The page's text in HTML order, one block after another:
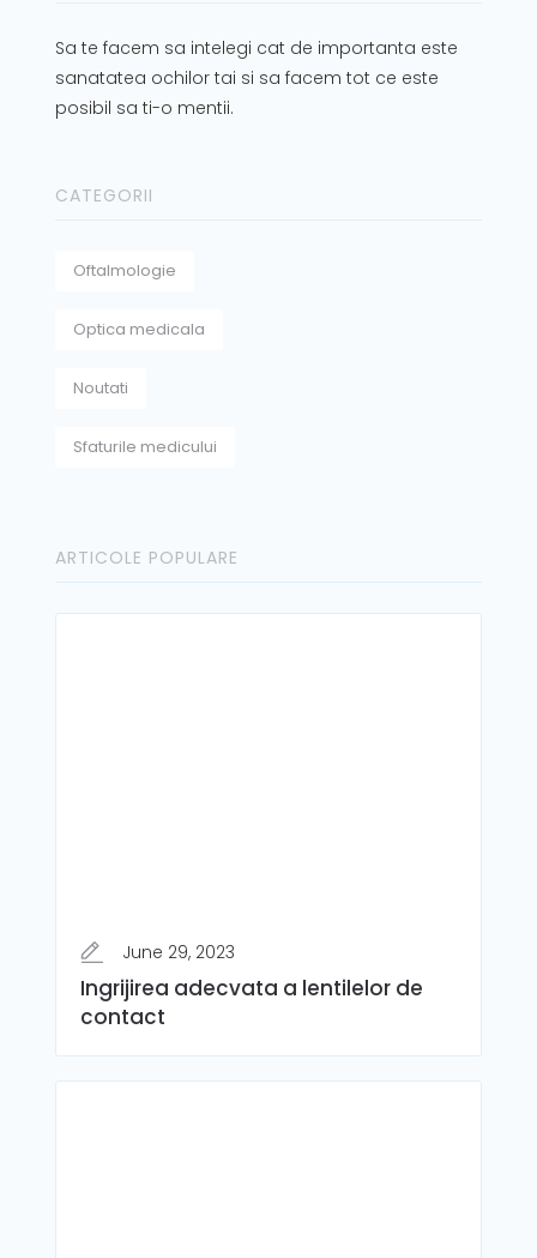
Sa te facem sa intelegi cat de importanta este
sanatatea ochilor tai si sa facem tot ce este
posibil sa ti-o mentii.
CATEGORII
Oftalmologie
Optica medicala
Noutati
Sfaturile medicului
ARTICOLE POPULARE
June 29, 2023
Ingrijirea adecvata a lentilelor de
contact